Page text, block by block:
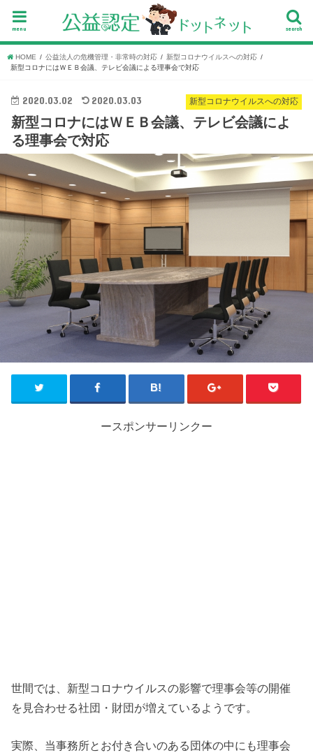
search
menu
HOME 公益法人の危機管理・非常時の対応
新型コロナウイルスへの対応
新型コロナにはＷＥＢ会議、テレビ会議による理事会で対応
新型コロナウイルスへの対応
2020.03.02 2020.03.03
新型コロナにはＷＥＢ会議、テレビ会議によ
る理事会で対応
ースポンサーリンクー
世間では、新型コロナウイルスの影響で理事会等の開催
を見合わせる社団・財団が増えているようです。
実際、当事務所とお付き合いのある団体の中にも理事会